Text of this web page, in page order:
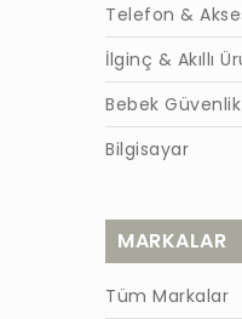
Telefon &
İlginç & Akıllı
Bebek Güvenlik
Bilgisayar
MARKALAR
Tüm Markalar